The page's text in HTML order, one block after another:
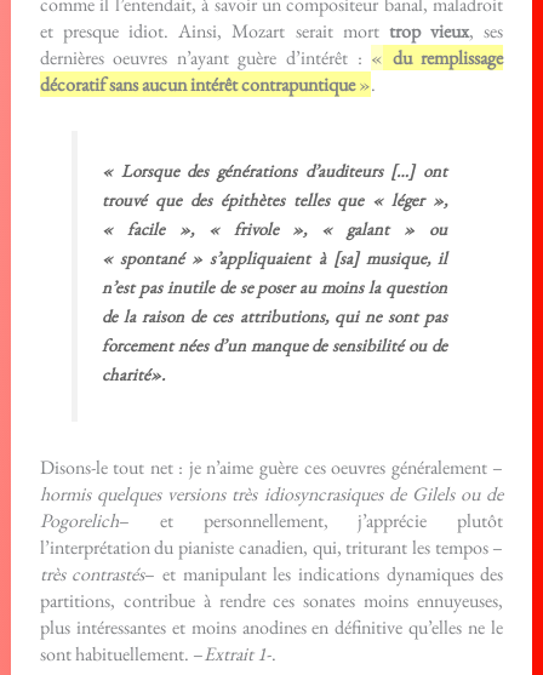
et presque idiot. Ainsi, Mozart serait mort trop vieux, ses
dernières oeuvres n’ayant guère d’intérêt : « du remplissage
décoratif sans aucun intérêt contrapuntique».
« Lorsque des générations d’auditeurs […] ont
trouvé que des épithètes telles que « léger »,
« facile », « frivole », « galant » ou
« spontané » s’appliquaient à [sa] musique, il
n’est pas inutile de se poser au moins la question
de la raison de ces attributions, qui ne sont pas
forcement nées d’un manque de sensibilité ou de
charité».
Disons-le tout net : je n’aime guère ces oeuvres généralement –
hormis quelques versions très idiosyncrasiques de Gilels ou de
Pogorelich– et personnellement, j’apprécie plutôt
l’interprétation du pianiste canadien, qui, triturant les tempos –
très contrastés– et manipulant les indications dynamiques des
partitions, contribue à rendre ces sonates moins ennuyeuses,
plus intéressantes et moins anodines en définitive qu’elles ne le
sont habituellement. –Extrait 1-.